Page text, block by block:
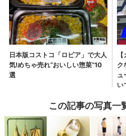
この記事の写真一